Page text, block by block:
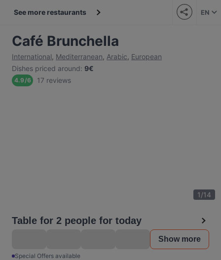
See more restaurants EN
Café Brunchella
International, Mediterranean, Arabic, European
Dishes priced around: 9€
4.9/6 17 reviews
1/14
Table for 2 people for today
Show more
Special Offers available